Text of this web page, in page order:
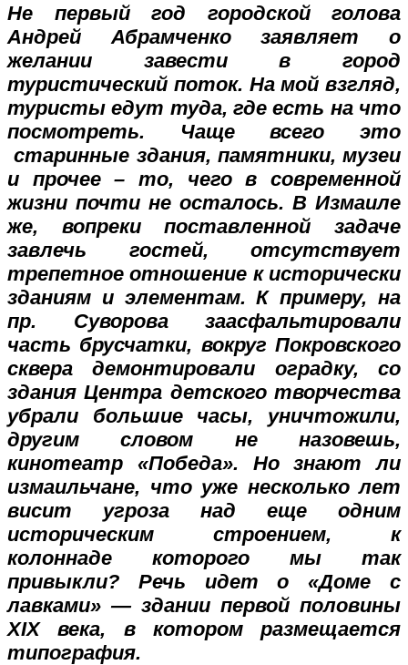
Не первый год городской голова
Андрей Абрамченко заявляет о
желании завести в город
туристический поток. На мой взгляд,
туристы едут туда, где есть на что
посмотреть. Чаще всего это
старинные здания, памятники, музеи
и прочее – то, чего в современной
жизни почти не осталось. В Измаиле
же, вопреки поставленной задаче
завлечь гостей, отсутствует
трепетное отношение к исторически
зданиям и элементам. К примеру, на
пр. Суворова заасфальтировали
часть брусчатки, вокруг Покровского
сквера демонтировали оградку, со
здания Центра детского творчества
убрали большие часы, уничтожили,
другим словом не назовешь,
кинотеатр «Победа». Но знают ли
измаильчане, что уже несколько лет
висит угроза над еще одним
историческим строением, к
колоннаде которого мы так
привыкли? Речь идет о «Доме с
лавками» — здании первой половины
XIX века, в котором размещается
типография.